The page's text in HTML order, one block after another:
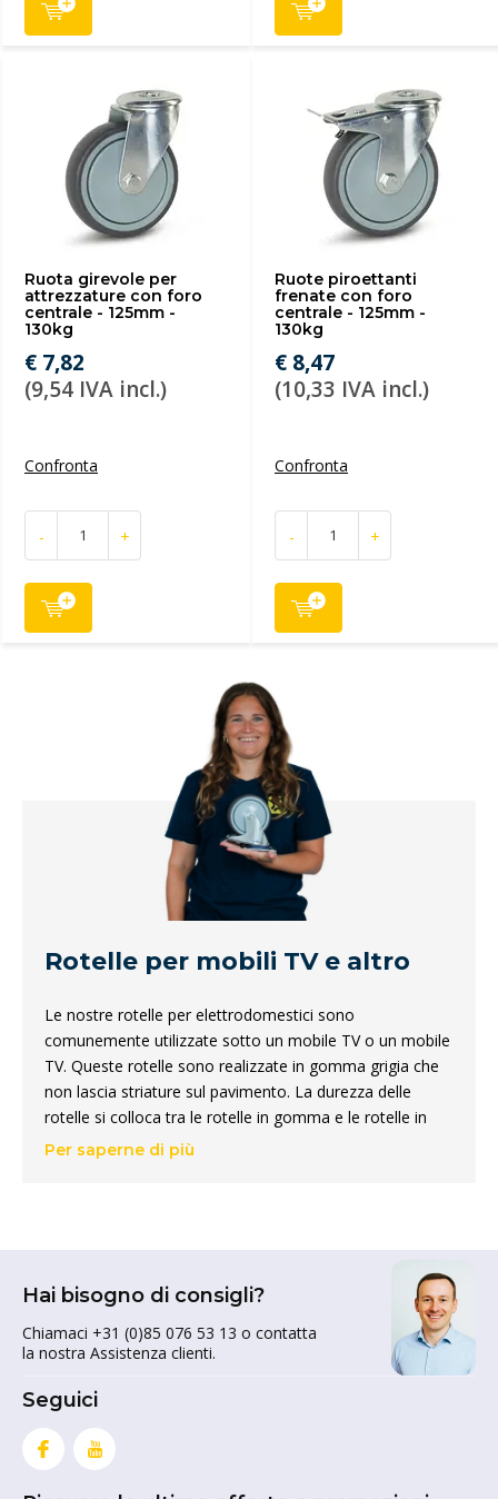
Ruota girevole per
attrezzature con foro
centrale - 125mm -
130kg
€ 7,82
(9,54 IVA incl.)
Confronta
- +
Ruote piroettanti
frenate con foro
centrale - 125mm -
130kg
€ 8,47
(10,33 IVA incl.)
Confronta
- +
Rotelle per mobili TV e altro
Le nostre rotelle per elettrodomestici sono
comunemente utilizzate sotto un mobile TV o un mobile
TV. Queste rotelle sono realizzate in gomma grigia che
non lascia striature sul pavimento. La durezza delle
rotelle si colloca tra le rotelle in gomma e le rotelle in
plastica dura. A causa della presenza di plastificanti,
Le ruote piroettanti per elettrodomestici sono dotate di
tappi protettivi che riducono al minimo la raccolta di fili e
capelli. Inoltre, essendo dotate di cuscinetti a sfera, le
ruote hanno eccellenti proprietà di rotolamento. Le
scorrimento più ampia rispetto alle
Per saperne di più
Hai bisogno di consigli?
Chiamaci +31 (0)85 076 53 13 o contatta
la nostra Assistenza clienti.
Seguici